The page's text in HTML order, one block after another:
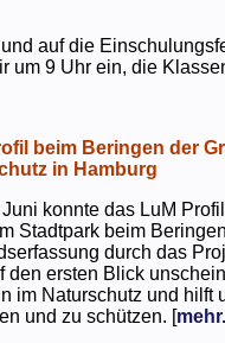
auf die
um 9 Uhr ein, die
beim Beringen der
in Hamburg
konnte das LuM
Stadtpark beim
durch das
den ersten Blick
im Naturschutz und hilft
und zu schützen. [